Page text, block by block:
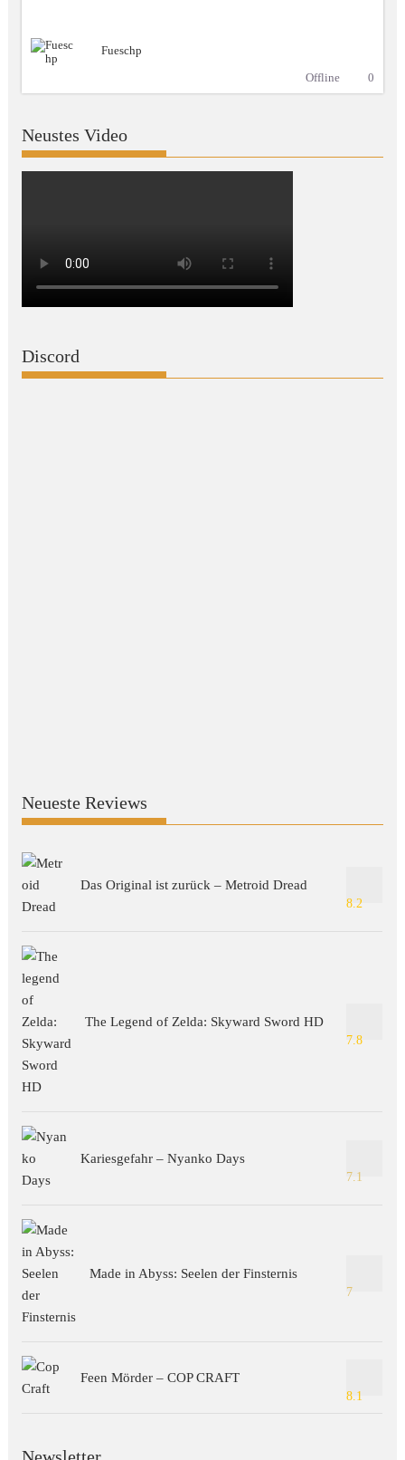
Fueschp
Offline
0
Neustes Video
Discord
Neueste Reviews
Das Original ist zurück – Metroid Dread
8.2
The Legend of Zelda: Skyward Sword HD
7.8
Kariesgefahr – Nyanko Days
7.1
Made in Abyss: Seelen der Finsternis
7
Feen Mörder – COP CRAFT
8.1